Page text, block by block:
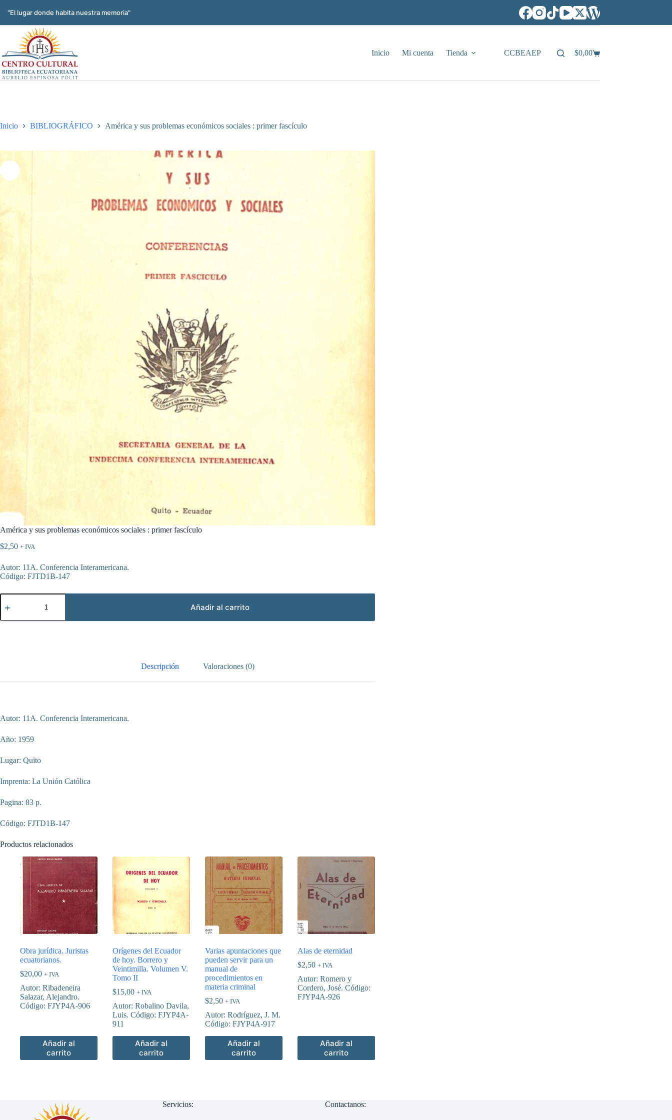
"El lugar donde habita nuestra memoria"
Inicio Mi cuenta Tienda CCBEAEP
Carro
$0,00
Inicio BIBLIOGRÁFICO América y sus problemas económicos sociales : primer fascículo
América y sus problemas económicos sociales : primer fascículo
$2,50 + IVA
Autor: 11A. Conferencia Interamericana.
Código: FJTD1B-147
América
problemas
Añadir al carrito
Descripción Valoraciones (0)
Autor: 11A. Conferencia Interamericana.
Año: 1959
Lugar: Quito
Imprenta: La Unión Católica
Pagina: 83 p.
Código: FJTD1B-147
Productos relacionados
Obra jurídica. Juristas
ecuatorianos.
$20,00 + IVA
Autor: Ribadeneira
Salazar, Alejandro.
Código: FJYP4A-906
Añadir al
carrito
Orígenes del Ecuador
de hoy. Borrero y
Veintimilla. Volumen V.
Tomo II
$15,00 + IVA
Autor: Robalino Davila,
Luis. Código: FJYP4A-
911
Añadir al
carrito
Varias apuntaciones que
pueden servir para un
manual de
procedimientos en
materia criminal
$2,50 + IVA
Autor: Rodríguez, J. M.
Código: FJYP4A-917
Añadir al
carrito
Alas de eternidad
$2,50 + IVA
Autor: Romero y
Cordero, José. Código:
FJYP4A-926
Añadir al
carrito
Servicios: Contactanos: